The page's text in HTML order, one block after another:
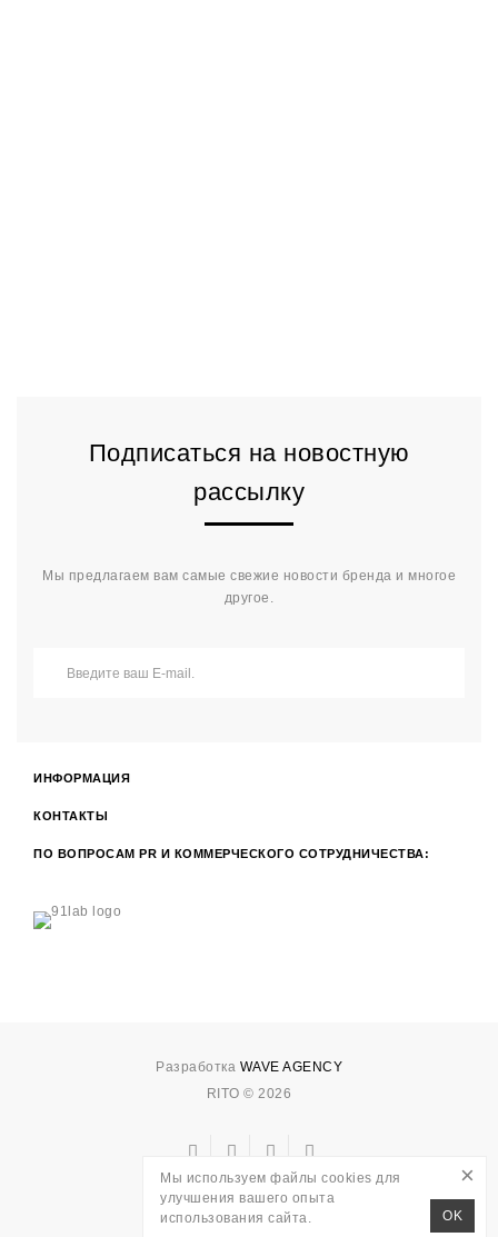
Подписаться на новостную
рассылку
Мы предлагаем вам самые свежие новости бренда и многое
другое.
ИНФОРМАЦИЯ
КОНТАКТЫ
ПО ВОПРОСАМ PR И КОММЕРЧЕСКОГО СОТРУДНИЧЕСТВА:
Разработка WAVE AGENCY
RITO © 2026
Мы используем файлы cookies для
улучшения вашего опыта
использования сайта.
OK
×